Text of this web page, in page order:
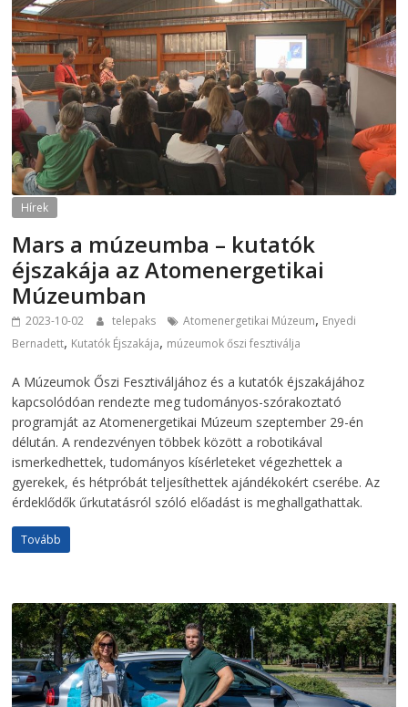
Hírek
Mars a múzeumba – kutatók
éjszakája az Atomenergetikai
Múzeumban
2023-10-02 telepaks Atomenergetikai Múzeum, Enyedi
Bernadett, Kutatók Éjszakája, múzeumok őszi fesztiválja
A Múzeumok Őszi Fesztiváljához és a kutatók éjszakájához
kapcsolódóan rendezte meg tudományos-szórakoztató
programját az Atomenergetikai Múzeum szeptember 29-én
délután. A rendezvényen többek között a robotikával
ismerkedhettek, tudományos kísérleteket végezhettek a
gyerekek, és hétpróbát teljesíthettek ajándékokért cserébe. Az
érdeklődők űrkutatásról szóló előadást is meghallgathattak.
Tovább